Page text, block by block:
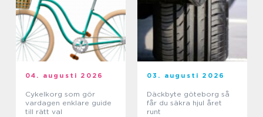
04. augusti 2026
Cykelkorg som gör
vardagen enklare guide
till rätt val
03. augusti 2026
Däckbyte göteborg så
får du säkra hjul året
runt